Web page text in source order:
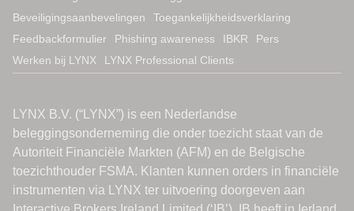
Beveiligingsaanbevelingen
Toegankelijkheidsverklaring
Feedbackformulier
Phishing awareness IBKR
Pers
Werken bij LYNX
LYNX Professional Clients